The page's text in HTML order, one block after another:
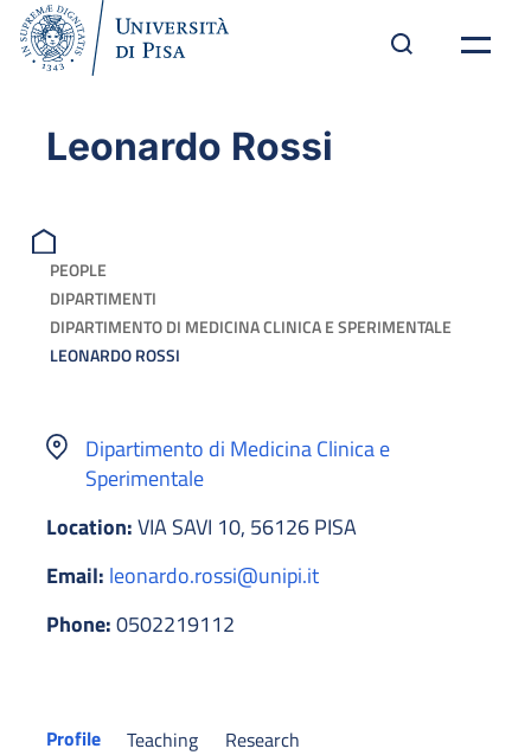
Leonardo Rossi
PEOPLE
DIPARTIMENTI
DIPARTIMENTO DI MEDICINA CLINICA E SPERIMENTALE
LEONARDO ROSSI
Dipartimento di Medicina Clinica e
Sperimentale
Location:VIA SAVI 10, 56126 PISA
Email: leonardo.rossi@unipi.it
Phone:0502219112
Profile Teaching Research